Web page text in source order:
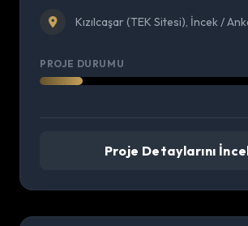
Kızılcaşar (TEK Sitesi), İncek /
PROJE DURUMU
Proje Detaylarını